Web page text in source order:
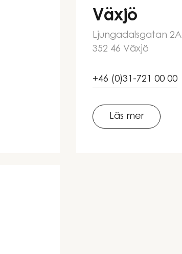
Växjö
Ljungadalsgatan 2A
352 46 Växjö
+46 (0)31-721 00 00
Läs mer